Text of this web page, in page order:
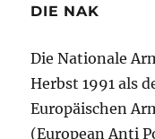
DIE NAK
Die Nationale
Herbst 1991 als
Europäischen
(European Anti